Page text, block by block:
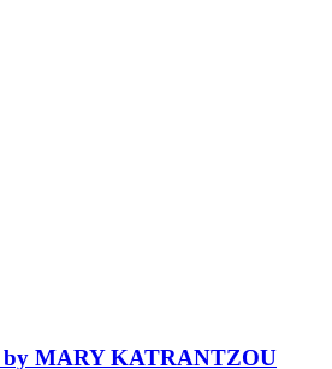
MARY KATRANTZOU